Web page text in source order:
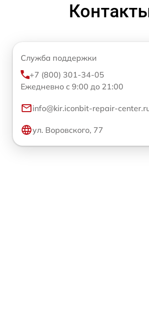
Служба поддержки
+7 (800) 301-34-05
Ежедневно с 9:00 до 21:00
info@kir.iconbit-repair-
ул. Воровского, 77